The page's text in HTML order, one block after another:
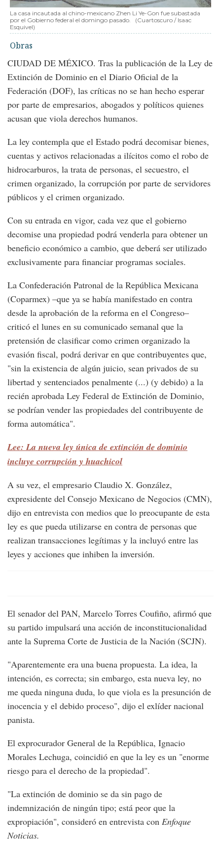
La casa incautada al chino-mexicano Zhen Li Ye-Gon fue subastada
por el Gobierno federal el domingo pasado.
(Cuartoscuro / Isaac
Esquivel)
Obras
CIUDAD DE MÉXICO. Tras la publicación de la Ley de
Extinción de Dominio en el Diario Oficial de la
Federación (DOF), las críticas no se han hecho esperar
por parte de empresarios, abogados y políticos quienes
acusan que viola derechos humanos.
La ley contempla que el Estado podrá decomisar bienes,
cuentas y activos relacionadas a ilícitos como el robo de
hidrocarburos, la trata de personas, el secuestro, el
crimen organizado, la corrupción por parte de servidores
públicos y el crimen organizado.
Con su entrada en vigor, cada vez que el gobierno
decomise una propiedad podrá venderla para obtener un
beneficio económico a cambio, que deberá ser utilizado
exclusivamente para financiar programas sociales.
La Confederación Patronal de la República Mexicana
(Coparmex) –que ya se había manifestado en contra
desde la aprobación de la reforma en el Congreso–
criticó el lunes en su comunicado semanal que la
pretensión de clasificar como crimen organizado la
evasión fiscal, podrá derivar en que contribuyentes que,
"sin la existencia de algún juicio, sean privados de su
libertad y sentenciados penalmente (...) (y debido) a la
recién aprobada Ley Federal de Extinción de Dominio,
se podrían vender las propiedades del contribuyente de
forma automática".
Lee: La nueva ley única de extinción de dominio
incluye corrupción y huachicol
A su vez, el empresario Claudio X. González,
expresidente del Consejo Mexicano de Negocios (CMN),
dijo en entrevista con medios que lo preocupante de esta
ley es que pueda utilizarse en contra de personas que
realizan transacciones legítimas y la incluyó entre las
leyes y acciones que inhiben la inversión.
El senador del PAN, Marcelo Torres Coufiño, afirmó que
su partido impulsará una acción de inconstitucionalidad
ante la Suprema Corte de Justicia de la Nación (SCJN).
"Aparentemente era una buena propuesta. La idea, la
intención, es correcta; sin embargo, esta nueva ley, no
me queda ninguna duda, lo que viola es la presunción de
inocencia y el debido proceso", dijo el exlíder nacional
panista.
El exprocurador General de la República, Ignacio
Morales Lechuga, coincidió en que la ley es un "enorme
riesgo para el derecho de la propiedad".
"La extinción de dominio se da sin pago de
indemnización de ningún tipo; está peor que la
expropiación", consideró en entrevista con Enfoque
Noticias.